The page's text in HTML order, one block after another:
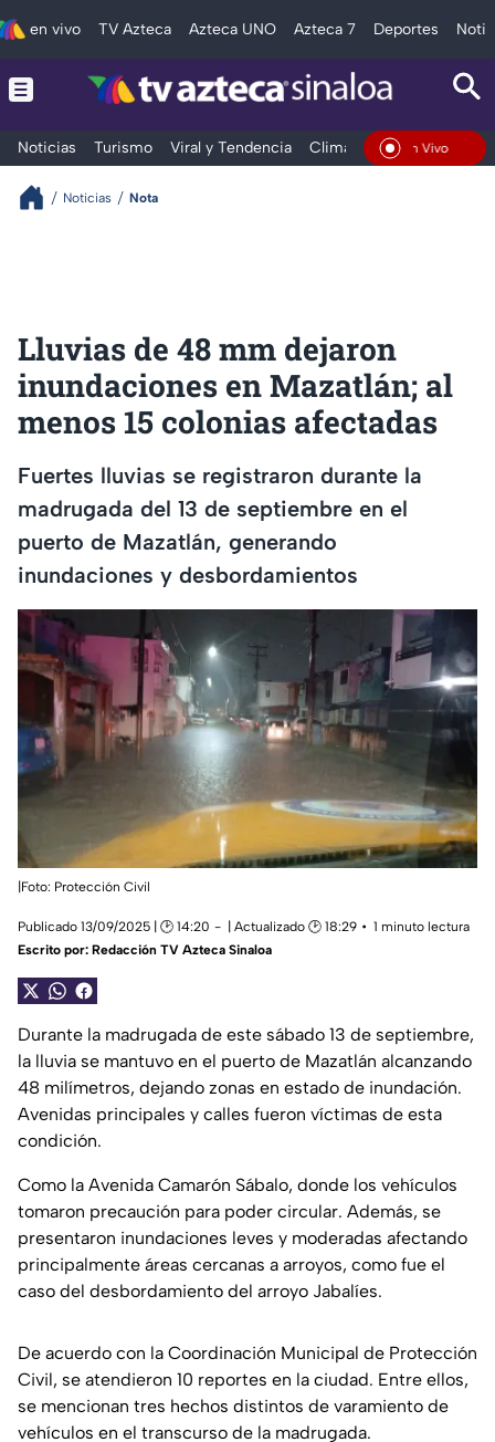
en vivo TV Azteca Azteca UNO Azteca 7 Deportes
Noticias Turismo Viral y Tendencia Clima Deportes
En Vivo
Noticias Nota
Lluvias de 48 mm dejaron
inundaciones en Mazatlán; al
menos 15 colonias afectadas
Fuertes lluvias se registraron durante la
madrugada del 13 de septiembre en el
puerto de Mazatlán, generando
inundaciones y desbordamientos
|Foto: Protección Civil
Publicado 13/09/2025 | 🕑 14:20 | Actualizado 🕑 18:29
1 minuto lectura
Escrito por: Redacción TV Azteca Sinaloa
Durante la madrugada de este sábado 13 de septiembre,
la lluvia se mantuvo en el puerto de Mazatlán alcanzando
48 milímetros, dejando zonas en estado de inundación.
Avenidas principales y calles fueron víctimas de esta
condición.
Como la Avenida Camarón Sábalo, donde los vehículos
tomaron precaución para poder circular. Además, se
presentaron inundaciones leves y moderadas afectando
principalmente áreas cercanas a arroyos, como fue el
caso del desbordamiento del arroyo Jabalíes.
De acuerdo con la Coordinación Municipal de Protección
Civil, se atendieron 10 reportes en la ciudad. Entre ellos,
se mencionan tres hechos distintos de varamiento de
vehículos en el transcurso de la madrugada.